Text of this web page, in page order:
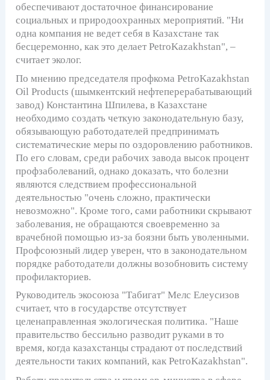
обеспечивают достаточное финансирование
социальных и природоохранных мероприятий. "Ни
одна компания не ведет себя в Казахстане так
бесцеремонно, как это делает PetroKazakhstan", –
считает эколог.
По мнению председателя профкома PetroKazakhstan
Oil Products (шымкентский нефтеперерабатывающий
завод) Константина Шпилева, в Казахстане
необходимо создать четкую законодательную базу,
обязывающую работодателей предпринимать
систематические меры по оздоровлению работников.
По его словам, среди рабочих завода высок процент
профзаболеваний, однако доказать, что болезни
являются следствием профессиональной
деятельностью "очень сложно, практически
невозможно". Кроме того, сами работники скрывают
заболевания, не обращаются своевременно за
врачебной помощью из-за боязни быть уволенными.
Профсоюзный лидер уверен, что в законодательном
порядке работодатели должны возобновить систему
профилакториев.
Руководитель экосоюза "Табигат" Мелс Елеусизов
считает, что в государстве отсутствует
целенаправленная экологическая политика. "Наше
правительство бессильно разводит руками в то
время, когда казахстанцы страдают от последствий
деятельности таких компаний, как PetroKazakhstan".